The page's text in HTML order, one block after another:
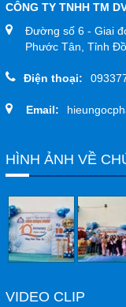
CÔNG TY TNHH TM
Đường số 6 - Giai
Phước Tân, Tỉnh
Điện thoại:
Email:
HÌNH ẢNH VỀ
VIDEO CLIP